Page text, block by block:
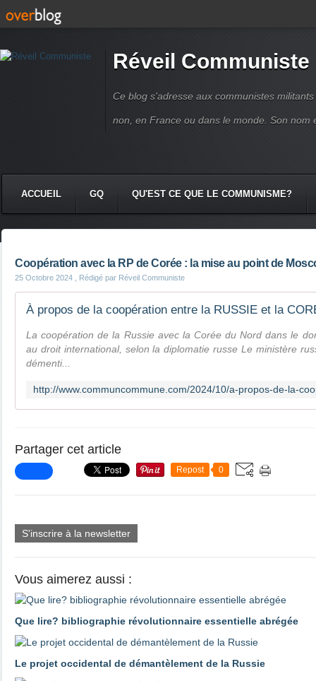
Réveil Communiste
Ce blog s'adresse aux communistes
non, en France ou dans le monde. Son nom
ACCUEIL GQ QU'EST CE QUE LE COMMUNISME?
Coopération avec la RP de Corée : la mise au point de
25 Octobre 2024 , Rédigé par Réveil Communiste
La coopération de la Russie avec la Corée du Nord dans le
au droit international, selon la diplomatie russe Le ministère
démenti...
Partager cet article
Repost 0
S'inscrire à la newsletter
Vous aimerez aussi :
Que lire? bibliographie révolutionnaire essentielle abrégée
Le projet occidental de démantèlement de la Russie